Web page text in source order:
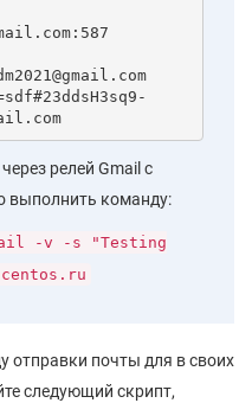
релей Gmail с
выполнить команду:
-v -s "Testing
отправки почты для в своих
следующий скрипт,